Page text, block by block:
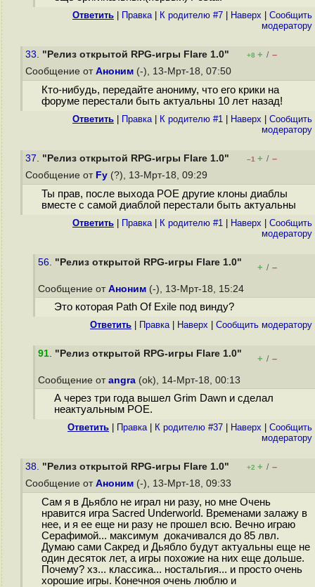
Ответить Правка| К родителю #7 Наверх
Cообщить
модератору
33. "Релиз открытой RPG-игры Flare 1.0" +8 + / –
Сообщение от Аноним (-), 13-Мрт-18, 07:50
Кто-нибудь, передайте анониму, что его крики на
форуме перестали быть актуальны 10 лет назад!
Ответить Правка| К родителю #1 Наверх
Cообщить
модератору
37. "Релиз открытой RPG-игры Flare 1.0" –1 + / –
Сообщение от Fy (?), 13-Мрт-18, 09:29
Ты прав, после выхода POE другие клоны диаблы
вместе с самой диаблой перестали быть актуальны
Ответить Правка| К родителю #1 Наверх
Cообщить
модератору
56. "Релиз открытой RPG-игры Flare 1.0" + / –
Сообщение от Аноним (-), 13-Мрт-18, 15:24
Это которая Path Of Exile под винду?
Ответить Правка| Наверх Cообщить модератору
91. "Релиз открытой RPG-игры Flare 1.0" + / –
Сообщение от angra (ok), 14-Мрт-18, 00:13
А через три года вышел Grim Dawn и сделал
неактуальным POE.
Ответить Правка| К родителю #37 Наверх
Cообщить
модератору
38. "Релиз открытой RPG-игры Flare 1.0" +2 + / –
Сообщение от Аноним (-), 13-Мрт-18, 09:33
Сам я в Дьябло не играл ни разу, но мне Очень
нравится игра Sacred Underworld. Временами залажу в
нее, и я ее еще ни разу не прошел всю. Вечно играю
Серафимой... максимум докачивался до 85 лвл.
Думаю сами Сакред и Дьябло будут актуальны еще не
один десяток лет, а игры похожие на них еще дольше.
Почему? хз... классика... ностальгия... и просто очень
хорошие игры. Конечноя очень люблю и